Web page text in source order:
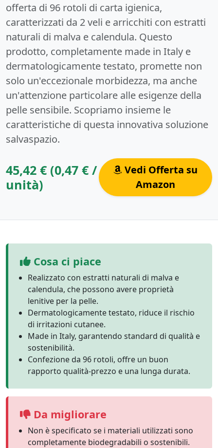
offerta di 96 rotoli di carta igienica,
caratterizzati da 2 veli e arricchiti con estratti
naturali di malva e calendula. Questo
prodotto, completamente made in Italy e
dermatologicamente testato, promette non
solo un'eccezionale morbidezza, ma anche
un'attenzione particolare alle esigenze della
pelle sensibile. Scopriamo insieme le
caratteristiche di questa innovativa soluzione
salvaspazio.
45,42 € (0,47 € /
unità)
Vedi Offerta su
Amazon
Cosa ci piace
Realizzato con estratti naturali di malva e
calendula, che possono avere proprietà
lenitive per la pelle.
Dermatologicamente testato, riduce il rischio
di irritazioni cutanee.
Made in Italy, garantendo standard di qualità e
sostenibilità.
Confezione da 96 rotoli, offre un buon
rapporto qualità-prezzo e una lunga durata.
Da migliorare
Non è specificato se i materiali utilizzati sono
completamente biodegradabili o sostenibili.